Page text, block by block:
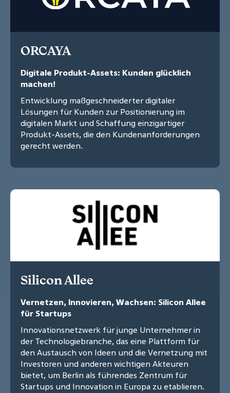
ORCAYA
Digitale Produkt-Assets: Kunden glücklich
machen!
Entwicklung maßgeschneiderter digitaler
Lösungen für Kunden zur Positionierung im
digitalen Markt und Schaffung einzigartiger
Produkt-Assets, die den Kundenanforderungen
gerecht werden.
Silicon Allee
Vernetzen, Innovieren, Wachsen: Silicon Allee
für Startups
Innovationsnetzwerk für junge Unternehmer in
der Technologiebranche, das eine Plattform für
den Austausch von Ideen und die Vernetzung mit
Investoren und anderen wichtigen Akteuren
bietet, um Berlin als führendes Zentrum für
Startups und Innovation in Europa zu etablieren.